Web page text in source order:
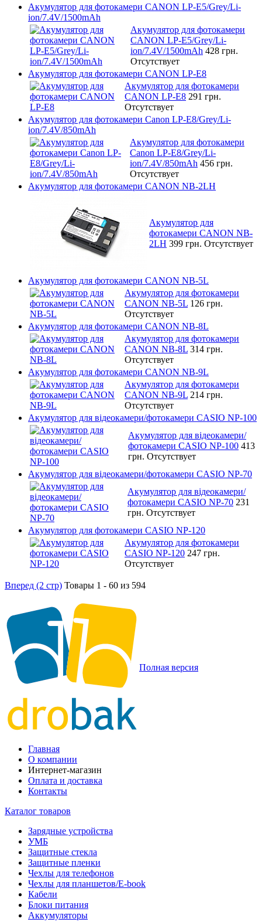
Акумулятор для фотокамери CANON LP-E5/Grey/Li-
ion/7.4V/1500mAh
Акумулятор для фотокамери
CANON LP-E5/Grey/Li-
ion/7.4V/1500mAh 428 грн.
Отсутствует
Акумулятор для фотокамери CANON LP-E8
Акумулятор для фотокамери
CANON LP-E8 291 грн.
Отсутствует
Акумулятор для фотокамери Canon LP-E8/Grey/Li-
ion/7.4V/850mAh
Акумулятор для фотокамери
Canon LP-E8/Grey/Li-
ion/7.4V/850mAh 456 грн.
Отсутствует
Акумулятор для фотокамери CANON NB-2LH
Акумулятор для
фотокамери CANON NB-
2LH 399 грн. Отсутствует
Акумулятор для фотокамери CANON NB-5L
Акумулятор для фотокамери
CANON NB-5L 126 грн.
Отсутствует
Акумулятор для фотокамери CANON NB-8L
Акумулятор для фотокамери
CANON NB-8L 314 грн.
Отсутствует
Акумулятор для фотокамери CANON NB-9L
Акумулятор для фотокамери
CANON NB-9L 214 грн.
Отсутствует
Акумулятор для відеокамери/фотокамери CASIO NP-100
Акумулятор для відеокамери/
фотокамери CASIO NP-100 413
грн. Отсутствует
Акумулятор для відеокамери/фотокамери CASIO NP-70
Акумулятор для відеокамери/
фотокамери CASIO NP-70 231
грн. Отсутствует
Акумулятор для фотокамери CASIO NP-120
Акумулятор для фотокамери
CASIO NP-120 247 грн.
Отсутствует
Вперед (2 стр) Товары 1 - 60 из 594
Полная версия
Главная
О компании
Интернет-магазин
Оплата и доставка
Контакты
Каталог товаров
Зарядные устройства
УМБ
Защитные стекла
Защитные пленки
Чехлы для телефонов
Чехлы для планшетов/E-book
Кабели
Блоки питания
Аккумуляторы